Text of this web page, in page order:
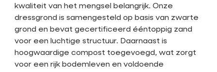
kwaliteit van het mengsel belangrijk. Onze
dressgrond is samengesteld op basis van zwarte
grond en bevat gecertificeerd ééntoppig zand
voor een luchtige structuur. Daarnaast is
hoogwaardige compost toegevoegd, wat zorgt
voor een rijk bodemleven en voldoende